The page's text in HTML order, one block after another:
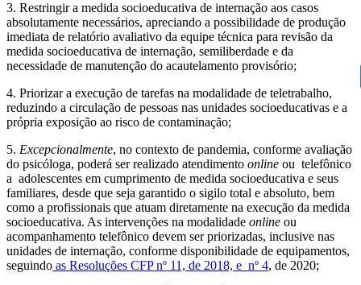
3. Restringir a medida socioeducativa de internação aos casos
absolutamente necessários, apreciando a possibilidade de produção
imediata de relatório avaliativo da equipe técnica para revisão da
medida socioeducativa de internação, semiliberdade e da
necessidade de manutenção do acautelamento provisório;
4. Priorizar a execução de tarefas na modalidade de teletrabalho,
reduzindo a circulação de pessoas nas unidades socioeducativas e a
própria exposição ao risco de contaminação;
5. Excepcionalmente, no contexto de pandemia, conforme avaliação
do psicóloga, poderá ser realizado atendimento online ou telefônico
a adolescentes em cumprimento de medida socioeducativa e seus
familiares, desde que seja garantido o sigilo total e absoluto, bem
como a profissionais que atuam diretamente na execução da medida
socioeducativa. As intervenções na modalidade online ou
acompanhamento telefônico devem ser priorizadas, inclusive nas
unidades de internação, conforme disponibilidade de equipamentos,
seguindo as Resoluções CFP nº 11, de 2018, e nº 4, de 2020;